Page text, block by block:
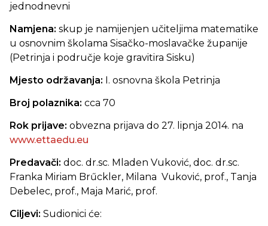
jednodnevni
Namjena: skup je namijenjen učiteljima matematike
u osnovnim školama Sisačko-moslavačke županije
(Petrinja i područje koje gravitira Sisku)
Mjesto održavanja: I. osnovna škola Petrinja
Broj polaznika: cca 70
Rok prijave: obvezna prijava do 27. lipnja 2014. na
www.ettaedu.eu
Predavači: doc. dr.sc. Mladen Vuković, doc. dr.sc.
Franka Miriam Brűckler, Milana Vuković, prof., Tanja
Debelec, prof., Maja Marić, prof.
Ciljevi: Sudionici će: